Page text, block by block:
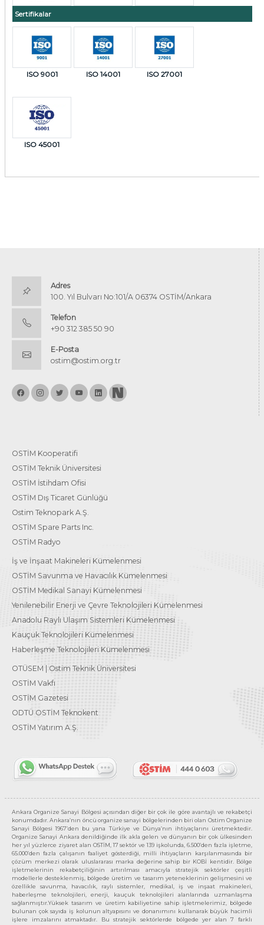
Sertifikalar
ISO 9001 ISO 14001 ISO 27001
ISO 45001
Adres
100. Yıl Bulvarı No:101/A 06374 OSTİM/Ankara
Telefon
+90 312 385 50 90
E-Posta
ostim@ostim.org.tr
OSTİM Kooperatifi
OSTİM Teknik Üniversitesi
OSTİM İstihdam Ofisi
OSTİM Dış Ticaret Günlüğü
Ostim Teknopark A.Ş.
OSTİM Spare Parts Inc.
OSTİM Radyo
İş ve İnşaat Makineleri Kümelenmesi
OSTİM Savunma ve Havacılık Kümelenmesi
OSTİM Medikal Sanayi Kümelenmesi
Yenilenebilir Enerji ve Çevre Teknolojileri Kümelenmesi
Anadolu Raylı Ulaşım Sistemleri Kümelenmesi
Kauçuk Teknolojileri Kümelenmesi
Haberleşme Teknolojileri Kümelenmesi
OTÜSEM | Ostim Teknik Üniversitesi
OSTİM Vakfı
OSTİM Gazetesi
ODTÜ OSTİM Teknokent
OSTİM Yatırım A.Ş.
Ankara Organize Sanayi Bölgesi açısından diğer bir çok ile göre avantajlı ve rekabetçi
konumdadır. Ankara’nın öncü organize sanayi bölgelerinden biri olan Ostim Organize
Sanayi Bölgesi 1967’den bu yana Türkiye ve Dünya’nın ihtiyaçlarını üretmektedir.
Organize Sanayi Ankara denildiğinde ilk akla gelen ve dünyanın bir çok ülkesinden
her yıl yüzlerce ziyaret alan OSTİM, 17 sektör ve 139 işkolunda, 6.500’den fazla işletme,
65.000’den fazla çalışanın faaliyet gösterdiği, milli ihtiyaçların karşılanmasında bir
çözüm merkezi olarak uluslararası marka değerine sahip bir KOBİ kentidir. Bölge
işletmelerinin rekabetçiliğinin artırılması amacıyla stratejik sektörler çeşitli
modellerle desteklenmiş, bölgede üretim ve tasarım yeteneklerinin gelişmesini ve
özellikle savunma, havacılık, raylı sistemler, medikal, iş ve inşaat makineleri,
haberleşme teknolojileri, enerji, kauçuk teknolojileri alanlarında uzmanlaşma
sağlanmıştır.Yüksek tasarım ve üretim kabiliyetine sahip işletmelerimiz, bölgede
bulunan çok sayıda iş kolunun altyapısını ve donanımını kullanarak büyük hacimli
işlere imzalarını atmaktadır. Bu stratejik sektörlerde bölgede yer alan 7 farklı